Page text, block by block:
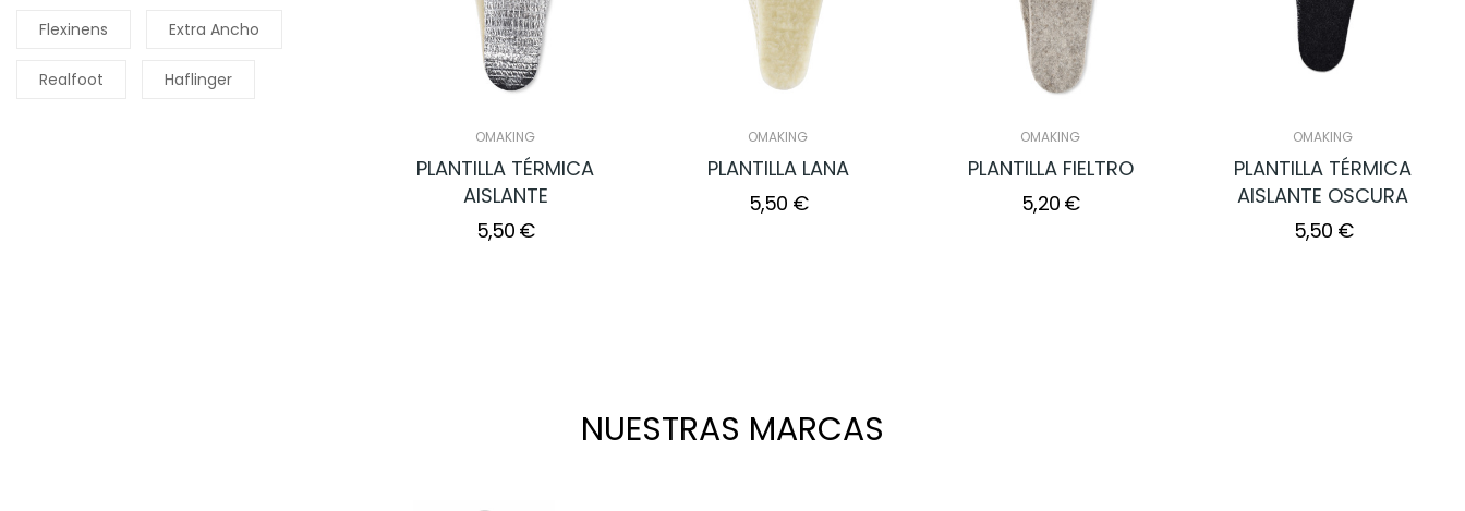
Flexinens Extra Ancho
Realfoot Haflinger
OMAKING
PLANTILLA TÉRMICA
AISLANTE
5,50 €
OMAKING
PLANTILLA LANA
5,50 €
OMAKING
PLANTILLA FIELTRO
5,20 €
OMAKING
PLANTILLA TÉRMICA
AISLANTE OSCURA
5,50 €
NUESTRAS MARCAS